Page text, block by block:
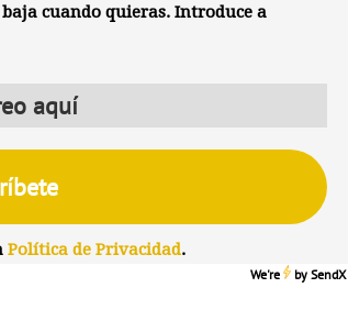
cuando quieras. Introduce a
Política de Privacidad.
We're bySendX